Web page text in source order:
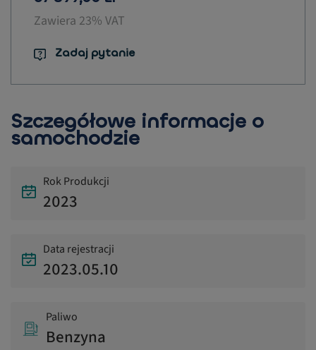
Zawiera 23% VAT
Zadaj pytanie
Szczegółowe informacje o
samochodzie
Rok Produkcji
2023
Data rejestracji
2023.05.10
Paliwo
Benzyna